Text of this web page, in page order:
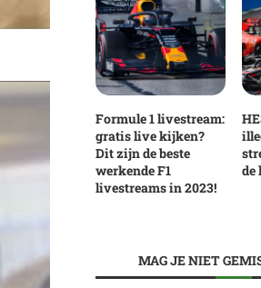
Formule 1 livestream:
gratis live kijken?
Dit zijn de beste
werkende F1
livestreams in 2023!
de
MAG JE NIET